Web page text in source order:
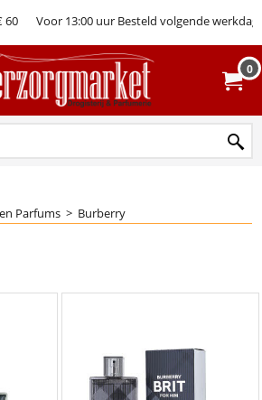
60 Voor 13:00 uur Besteld volgende werkdag
0
Parfums > Burberry